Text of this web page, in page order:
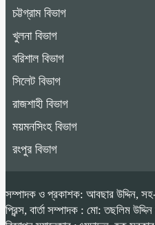
চট্টগ্রাম বিভাগ
খুলনা বিভাগ
বরিশাল বিভাগ
সিলেট বিভাগ
রাজশাহী বিভাগ
ময়মনসিংহ বিভাগ
রংপুর বিভাগ
সম্পাদক ও প্রকাশক: আবছার উদ্দিন, সহ-
প্রিন্স, বার্তা সম্পাদক : মো: তছলিম